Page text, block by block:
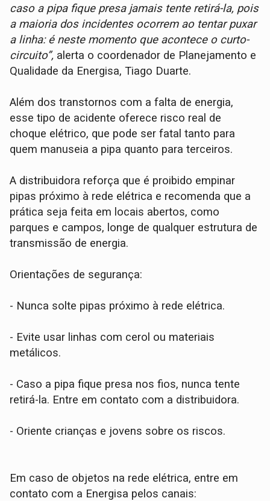
caso a pipa fique presa jamais tente retirá-la, pois
a maioria dos incidentes ocorrem ao tentar puxar
a linha: é neste momento que acontece o curto-
circuito”, alerta o coordenador de Planejamento e
Qualidade da Energisa, Tiago Duarte.
Além dos transtornos com a falta de energia,
esse tipo de acidente oferece risco real de
choque elétrico, que pode ser fatal tanto para
quem manuseia a pipa quanto para terceiros.
A distribuidora reforça que é proibido empinar
pipas próximo à rede elétrica e recomenda que a
prática seja feita em locais abertos, como
parques e campos, longe de qualquer estrutura de
transmissão de energia.
Orientações de segurança:
- Nunca solte pipas próximo à rede elétrica.
- Evite usar linhas com cerol ou materiais
metálicos.
- Caso a pipa fique presa nos fios, nunca tente
retirá-la. Entre em contato com a distribuidora.
- Oriente crianças e jovens sobre os riscos.
Em caso de objetos na rede elétrica, entre em
contato com a Energisa pelos canais: